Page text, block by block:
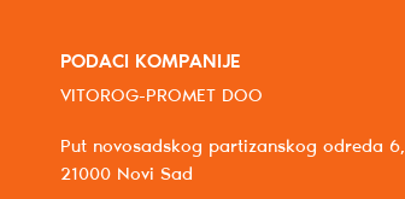
PODACI KOMPANIJE
VITOROG-PROMET DOO
Put novosadskog partizanskog odreda 6,
21000 Novi Sad